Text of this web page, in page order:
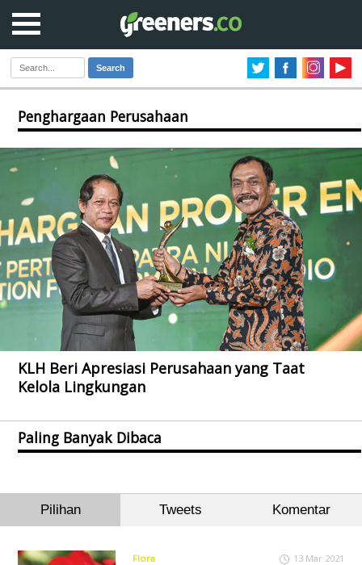
Search
Penghargaan Perusahaan
KLH Beri Apresiasi Perusahaan yang Taat
Kelola Lingkungan
Paling Banyak Dibaca
Pilihan Tweets Komentar
Flora 13 Mar 2021